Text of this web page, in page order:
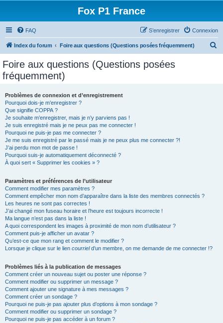
Fox P1 France
FAQ Connexion
S’enregistrer
Index du forum Foire aux questions (Questions posées fréquemment)
Foire aux questions (Questions posées
fréquemment)
Problèmes de connexion et d’enregistrement
Pourquoi dois-je m’enregistrer ?
Que signifie COPPA ?
Je souhaite m’enregistrer, mais je n’y parviens pas !
Je suis enregistré mais je ne peux pas me connecter !
Pourquoi ne puis-je pas me connecter ?
Je me suis enregistré par le passé mais je ne peux plus me connecter ?!
J’ai perdu mon mot de passe !
Pourquoi suis-je automatiquement déconnecté ?
À quoi sert « Supprimer les cookies » ?
Paramètres et préférences de l’utilisateur
Comment modifier mes paramètres ?
Comment empêcher mon nom d’apparaître dans la liste des membres connectés ?
Les heures ne sont pas correctes !
J’ai changé mon fuseau horaire et l’heure est toujours incorrecte !
Ma langue n’est pas dans la liste !
A quoi correspondent les images à proximité de mon nom d’utilisateur ?
Comment puis-je afficher un avatar ?
Qu’est-ce que mon rang et comment le modifier ?
Lorsque je clique sur le lien courrield’un membre, on me demande de me connecter !?
Problèmes liés à la publication de messages
Comment créer un nouveau sujet ou poster une réponse ?
Comment modifier ou supprimer un message ?
Comment ajouter une signature à mes messages ?
Comment créer un sondage ?
Pourquoi ne puis-je pas ajouter plus d’options à mon sondage ?
Comment modifier ou supprimer un sondage ?
Pourquoi ne puis-je pas accéder à un forum ?